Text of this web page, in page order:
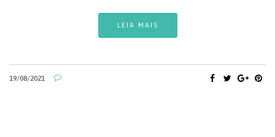
LEIA MAIS
19/08/2021